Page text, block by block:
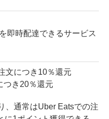
即時配達できるサービス
文につき10％還元
つき20％還元
通常はUber Eatsでの注